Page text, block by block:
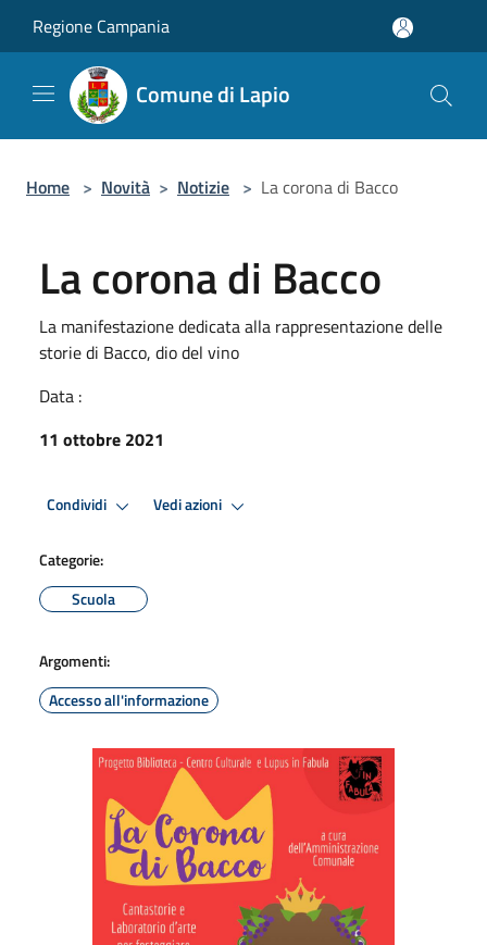
Regione Campania
Comune di Lapio
Home > Novità > Notizie > La corona di Bacco
La corona di Bacco
La manifestazione dedicata alla rappresentazione delle
storie di Bacco, dio del vino
Data :
11 ottobre 2021
Condividi Vedi azioni
Categorie:
Scuola
Argomenti:
Accesso all'informazione